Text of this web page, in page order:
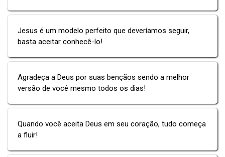
Jesus é um modelo perfeito que deveríamos seguir,
basta aceitar conhecê-lo!
Agradeça a Deus por suas bençãos sendo a melhor
versão de você mesmo todos os dias!
Quando você aceita Deus em seu coração, tudo começa
a fluir!